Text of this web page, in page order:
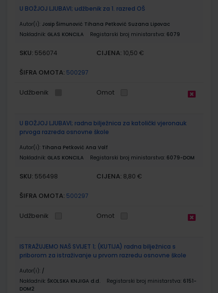
U BOŽJOJ LJUBAVI; udžbenik za 1. razred OŠ
Autor(i): Josip Šimunović Tihana Petković Suzana Lipovac
Nakladnik: GLAS KONCILA Registarski broj ministarstva: 6079
SKU: 556074 CIJENA: 10,50 €
ŠIFRA OMOTA: 500297
Udžbenik Omot
U BOŽJOJ LJUBAVI; radna bilježnica za katolički vjeronauk
prvoga razreda osnovne škole
Autor(i): Tihana Petković Ana Volf
Nakladnik: GLAS KONCILA Registarski broj ministarstva: 6079-DOM
SKU: 556498 CIJENA: 8,80 €
ŠIFRA OMOTA: 500297
Udžbenik Omot
ISTRAŽUJEMO NAŠ SVIJET 1; (KUTIJA) radna bilježnica s
priborom za istraživanje u prvom razredu osnovne škole
Autor(i): /
Nakladnik: ŠKOLSKA KNJIGA d.d. Registarski broj ministarstva: 6151-
DOM2